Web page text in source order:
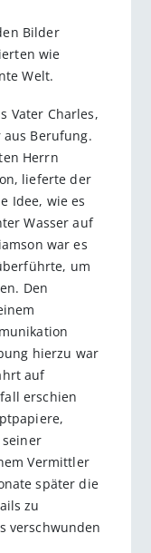
Bilder
wie
Welt.
Vater Charles,
Berufung.
Herrn
lieferte der
Idee, wie es
Wasser auf
war es
um
Den
hierzu war
auf
erschien
Vermittler
später die
zu
verschwunden